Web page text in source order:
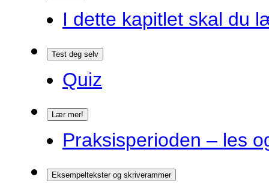
I dette kapitlet skal du
Test deg selv
Quiz
Lær mer!
Praksisperioden – les
Eksempeltekster og skriverammer